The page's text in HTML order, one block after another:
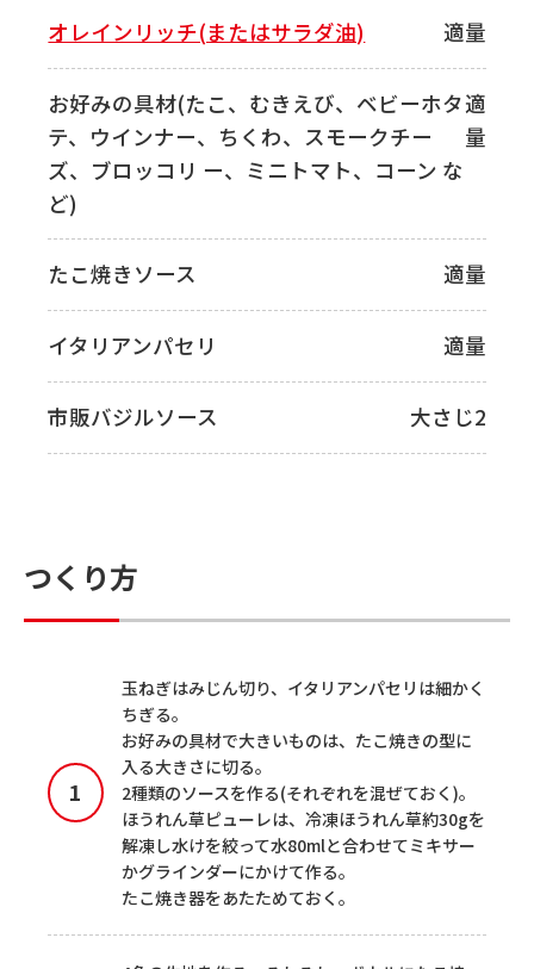
オレインリッチ(またはサラダ油) 適量
お好みの具材(たこ、むきえび、ベビーホタ
テ、ウインナー、ちくわ、スモークチー
ズ、ブロッコリ ー、ミニトマト、コーン な
ど)
適
量
たこ焼きソース 適量
イタリアンパセリ 適量
市販バジルソース 大さじ2
つくり方
玉ねぎはみじん切り、イタリアンパセリは細かく
ちぎる。
お好みの具材で大きいものは、たこ焼きの型に
入る大きさに切る。
2種類のソースを作る(それぞれを混ぜておく)。
ほうれん草ピューレは、冷凍ほうれん草約30gを
解凍し水けを絞って水80mlと合わせてミキサー
かグラインダーにかけて作る。
たこ焼き器をあたためておく。